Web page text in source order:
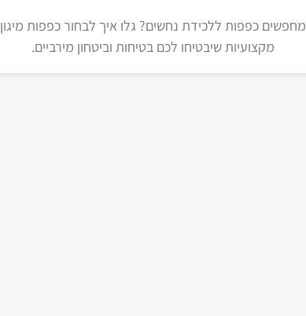
מחפשים כפפות ללכידת נחשים? גלו איך לבחור כפפות מיגון
מקצועיות שיבטיחו לכם בטיחות וביטחון מירביים.